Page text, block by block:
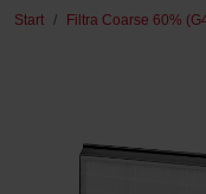
Start Filtra Coarse 60%